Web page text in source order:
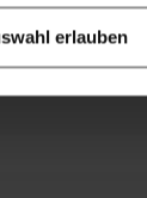
erlauben
und die